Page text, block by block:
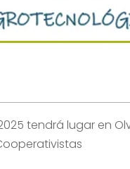
tendrá lugar en